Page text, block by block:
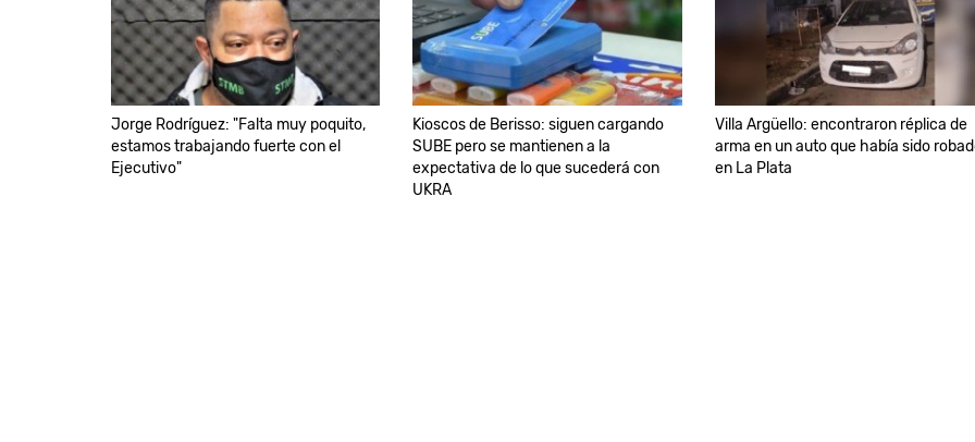
Jorge Rodríguez: "Falta muy poquito,
estamos trabajando fuerte con el
Ejecutivo"
Kioscos de Berisso: siguen cargando
SUBE pero se mantienen a la
expectativa de lo que sucederá con
UKRA
Villa Argüello: encontraron réplica de
arma en un auto que había sido
en La Plata